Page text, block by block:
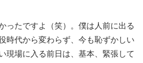
ったですよ（笑）。僕は人前に出る
時代から変わらず、今も恥ずかしい
現場に入る前日は、基本、緊張して